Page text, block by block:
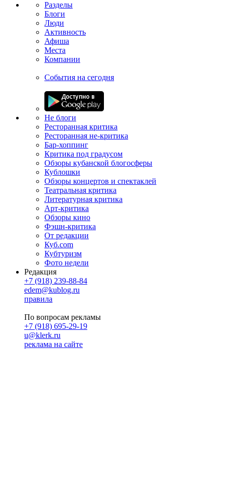
Разделы
Блоги
Люди
Активность
Афиша
Места
Компании
События на сегодня
Не блоги
Ресторанная критика
Ресторанная не-критика
Бар-хоппинг
Критика под градусом
Обзоры кубанской блогосферы
Кублошки
Обзоры концертов и спектаклей
Театральная критика
Литературная критика
Арт-критика
Обзоры кино
Фэшн-критика
От редакции
Куб.com
Кубтуризм
Фото недели
Редакция
+7 (918) 239-88-84
edem@kublog.ru
правила
По вопросам рекламы
+7 (918) 695-29-19
u@klerk.ru
реклама на сайте